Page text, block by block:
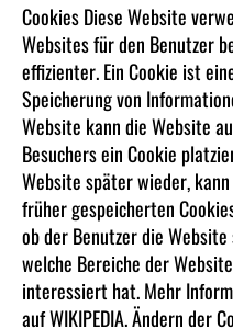
Cookies Diese Website
Websites für den Benutzer
effizienter. Ein Cookie ist
Speicherung von
Website kann die Website
Besuchers ein Cookie
Website später wieder,
früher gespeicherten
ob der Benutzer die
welche Bereiche der
interessiert hat. Mehr
auf WIKIPEDIA. Ändern der